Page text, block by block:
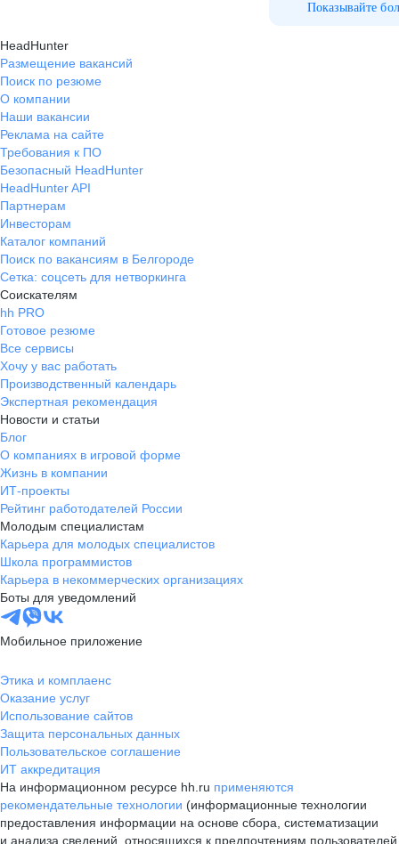
Показывайте
HeadHunter
Размещение вакансий
Поиск по резюме
О компании
Наши вакансии
Реклама на сайте
Требования к ПО
Безопасный HeadHunter
HeadHunter API
Партнерам
Инвесторам
Каталог компаний
Поиск по вакансиям в Белгороде
Сетка: соцсеть для нетворкинга
Соискателям
hh PRO
Готовое резюме
Все сервисы
Хочу у вас работать
Производственный календарь
Экспертная рекомендация
Новости и статьи
Блог
О компаниях в игровой форме
Жизнь в компании
ИТ-проекты
Рейтинг работодателей России
Молодым специалистам
Карьера для молодых специалистов
Школа программистов
Карьера в некоммерческих организациях
Боты для уведомлений
Мобильное приложение
Этика и комплаенс
Оказание услуг
Использование сайтов
Защита персональных данных
Пользовательское соглашение
ИТ аккредитация
На информационном ресурсе hh.ru применяются
рекомендательные технологии (информационные технологии
предоставления информации на основе сбора, систематизации
и анализа сведений, относящихся к предпочтениям пользователей